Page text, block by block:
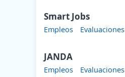
Smart Jobs
Empleos Evaluaciones
JANDA
Empleos Evaluaciones